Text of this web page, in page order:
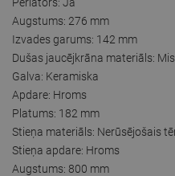
Augstums: 276 mm
Izvades garums: 142 mm
Dušas jaucējkrāna materiāls:
Galva: Keramiska
Apdare: Hroms
Platums: 182 mm
Stieņa materiāls: Nerūsējošais
Stieņa apdare: Hroms
Augstums: 800 mm